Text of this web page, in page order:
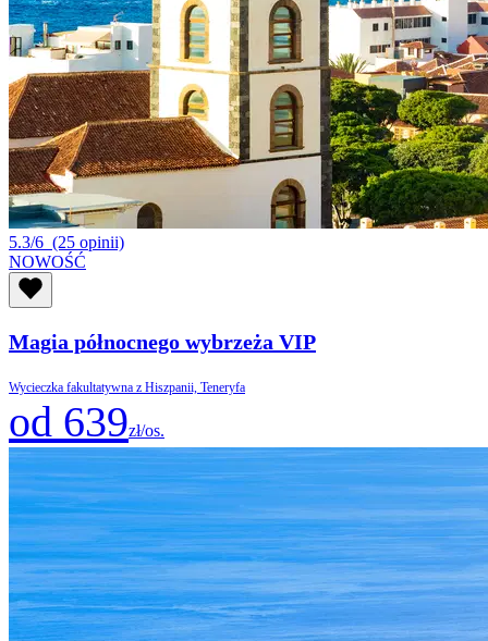
5.3/6 (25 opinii)
NOWOŚĆ
Magia północnego wybrzeża VIP
Wycieczka fakultatywna z Hiszpanii, Teneryfa
od 639zł/os.